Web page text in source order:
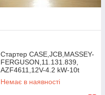
Стартер CASE,JCB,MASSEY-
FERGUSON,11.131.839,
AZF4611,12V-4.2 kW-10t
Немає в наявності